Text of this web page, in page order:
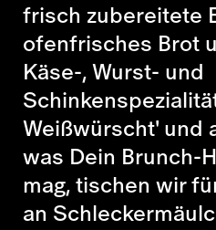
frisch zubereitete
ofenfrisches Brot
Käse-, Wurst- und
Weißwürscht' und
was Dein Brunch-
mag, tischen wir
an